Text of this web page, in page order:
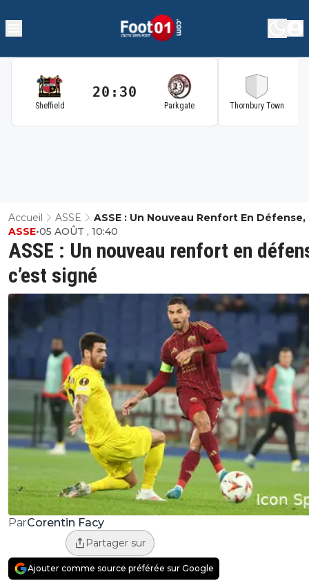
Sheffield
20:30
Parkgate Thornbury Town
Accueil ASSE
ASSE : Un Nouveau Renfort En Défense,
Signé
ASSE : Un nouveau renfort en
c’est signé
ASSE•05 AOÛT , 10:40
ParCorentin Facy
Partager sur
Ajouter comme source préférée sur Google